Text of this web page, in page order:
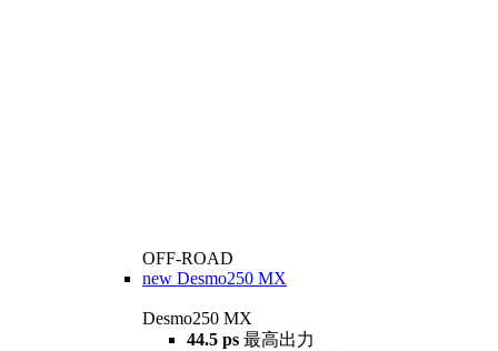
OFF-ROAD
new Desmo250 MX
Desmo250 MX
44.5 ps 最高出力